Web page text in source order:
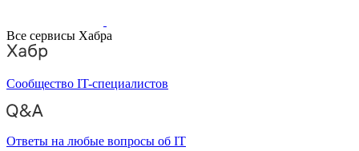
Все сервисы Хабра
Сообщество IT-специалистов
Ответы на любые вопросы об IT